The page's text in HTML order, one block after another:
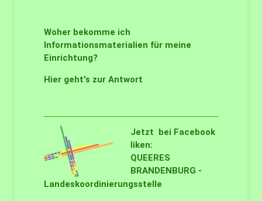
Woher bekomme ich
Informationsmaterialien für meine
Einrichtung?
Hier geht's zur Antwort
Jetzt bei Facebook
liken:
QUEERES
BRANDENBURG -
Landeskoordinierungsstelle